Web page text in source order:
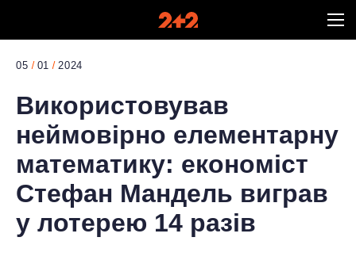
05 01 2024
Використовував
неймовірно елементарну
математику: економіст
Стефан Мандель виграв
у лотерею 14 разів